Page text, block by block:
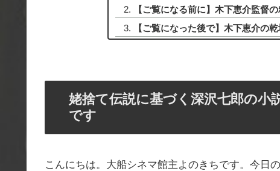
【ご覧になる前に】木下恵介監督
【ご覧になった後で】木下恵介の
姥捨て伝説に基づく深沢七郎の小
です
こんにちは。大船シネマ館主よのきちです。今日